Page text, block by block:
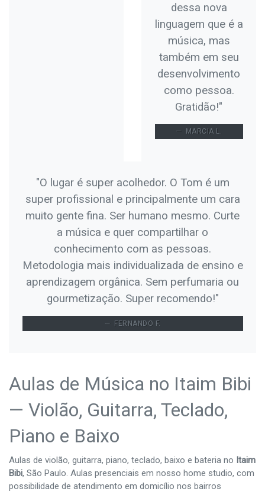
dessa nova
linguagem que é a
música, mas
também em seu
desenvolvimento
como pessoa.
Gratidão!"
MARCIA L.
"O lugar é super acolhedor. O Tom é um
super profissional e principalmente um cara
muito gente fina. Ser humano mesmo. Curte
a música e quer compartilhar o
conhecimento com as pessoas.
Metodologia mais individualizada de ensino e
aprendizagem orgânica. Sem perfumaria ou
gourmetização. Super recomendo!"
FERNANDO F.
Aulas de Música no Itaim Bibi
— Violão, Guitarra, Teclado,
Piano e Baixo
Aulas de violão, guitarra, piano, teclado, baixo e bateria no Itaim
Bibi, São Paulo. Aulas presenciais em nosso home studio, com
possibilidade de atendimento em domicílio nos bairros